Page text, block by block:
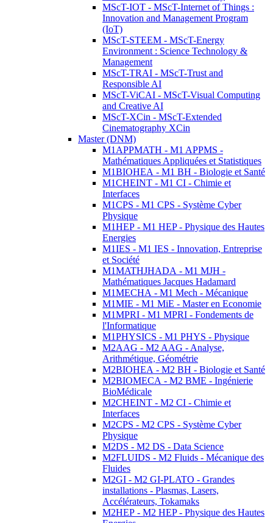
MScT-IOT - MScT-Internet of Things :
Innovation and Management Program
(IoT)
MScT-STEEM - MScT-Energy
Environment : Science Technology &
Management
MScT-TRAI - MScT-Trust and
Responsible AI
MScT-ViCAI - MScT-Visual Computing
and Creative AI
MScT-XCin - MScT-Extended
Cinematography XCin
Master (DNM)
M1APPMATH - M1 APPMS -
Mathématiques Appliquées et Statistiques
M1BIOHEA - M1 BH - Biologie et Santé
M1CHEINT - M1 CI - Chimie et
Interfaces
M1CPS - M1 CPS - Système Cyber
Physique
M1HEP - M1 HEP - Physique des Hautes
Energies
M1IES - M1 IES - Innovation, Entreprise
et Société
M1MATHJHADA - M1 MJH -
Mathématiques Jacques Hadamard
M1MECHA - M1 Mech - Mécanique
M1MIE - M1 MiE - Master en Economie
M1MPRI - M1 MPRI - Fondements de
l'Informatique
M1PHYSICS - M1 PHYS - Physique
M2AAG - M2 AAG - Analyse,
Arithmétique, Géométrie
M2BIOHEA - M2 BH - Biologie et Santé
M2BIOMECA - M2 BME - Ingénierie
BioMédicale
M2CHEINT - M2 CI - Chimie et
Interfaces
M2CPS - M2 CPS - Système Cyber
Physique
M2DS - M2 DS - Data Science
M2FLUIDS - M2 Fluids - Mécanique des
Fluides
M2GI - M2 GI-PLATO - Grandes
installations - Plasmas, Lasers,
Accélérateurs, Tokamaks
M2HEP - M2 HEP - Physique des Hautes